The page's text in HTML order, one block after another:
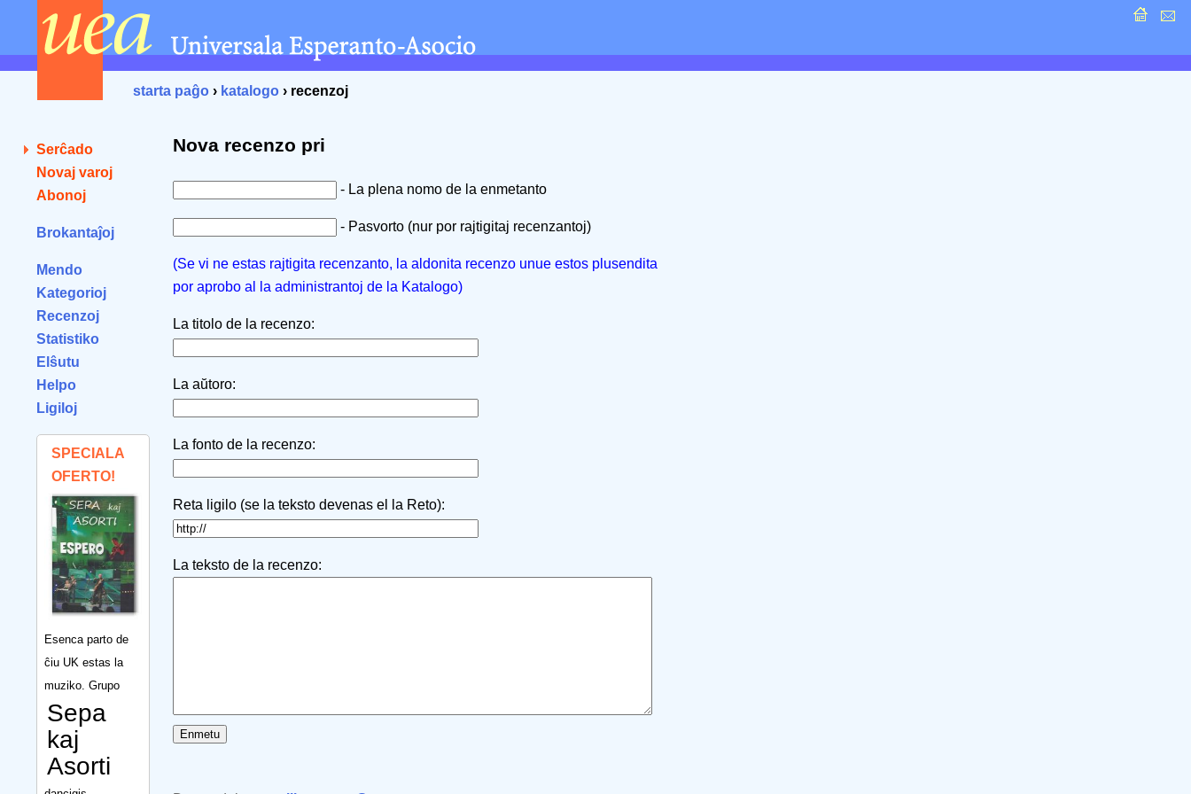
starta paĝo › katalogo › recenzoj
Serĉado
Novaj varoj
Abonoj
Brokantaĵoj
Mendo
Kategorioj
Recenzoj
Statistiko
Elŝutu
Helpo
Ligiloj
SPECIALA
OFERTO!
Esenca parto de
ĉiu UK estas la
muziko. Grupo
Sepa
kaj
Asorti
Nova recenzo pri
- La plena nomo de la enmetanto
- Pasvorto (nur por rajtigitaj recenzantoj)
(Se vi ne estas rajtigita recenzanto, la aldonita recenzo unue estos plusendita
por aprobo al la administrantoj de la Katalogo)
La titolo de la recenzo:
La aŭtoro:
La fonto de la recenzo:
Reta ligilo (se la teksto devenas el la Reto):
La teksto de la recenzo: